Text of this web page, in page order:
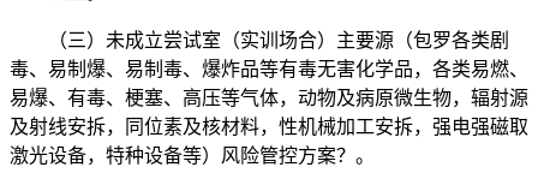
（三）未成立尝试室（实训场合）主要源（包罗各类剧
毒、易制爆、易制毒、爆炸品等有毒无害化学品，各类易燃、
易爆、有毒、梗塞、高压等气体，动物及病原微生物，辐射源
及射线安拆，同位素及核材料，性机械加工安拆，强电强磁取
激光设备，特种设备等）风险管控方案？。